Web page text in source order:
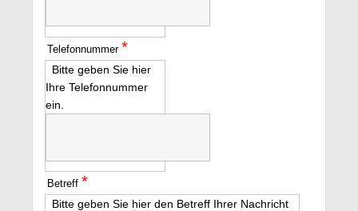
Telefonnummer *
Bitte geben Sie hier
Ihre Telefonnummer
ein.
Betreff *
Bitte geben Sie hier den Betreff Ihrer Nachricht